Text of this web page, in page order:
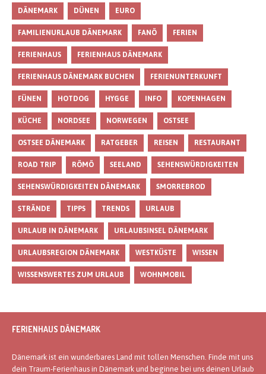
DÄNEMARK DÜNEN EURO
FAMILIENURLAUB DÄNEMARK FANÖ FERIEN
FERIENHAUS FERIENHAUS DÄNEMARK
FERIENHAUS DÄNEMARK BUCHEN FERIENUNTERKUNFT
FÜNEN HOTDOG HYGGE INFO KOPENHAGEN
KÜCHE NORDSEE NORWEGEN OSTSEE
OSTSEE DÄNEMARK RATGEBER REISEN RESTAURANT
ROAD TRIP RÖMÖ SEELAND SEHENSWÜRDIGKEITEN
SEHENSWÜRDIGKEITEN DÄNEMARK SMORREBROD
STRÄNDE TIPPS TRENDS URLAUB
URLAUB IN DÄNEMARK URLAUBSINSEL DÄNEMARK
URLAUBSREGION DÄNEMARK WESTKÜSTE WISSEN
WISSENSWERTES ZUM URLAUB WOHNMOBIL
FERIENHAUS DÄNEMARK
Dänemark ist ein wunderbares Land mit tollen Menschen. Finde mit uns
dein Traum-Ferienhaus in Dänemark und beginne bei uns deinen Urlaub